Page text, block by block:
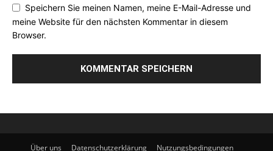
Speichern Sie meinen Namen, meine E-Mail-Adresse und
meine Website für den nächsten Kommentar in diesem
Browser.
Über uns Datenschutzerklärung Nutzungsbedingungen